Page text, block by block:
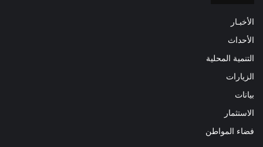
الأخبـار
الأحداث
التنمية المحلية
الزيارات
بيانات
الاستثمار
فضاء المواطن